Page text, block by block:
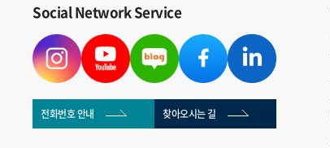
Social Network Service
전화번호 안내 찾아오시는 길